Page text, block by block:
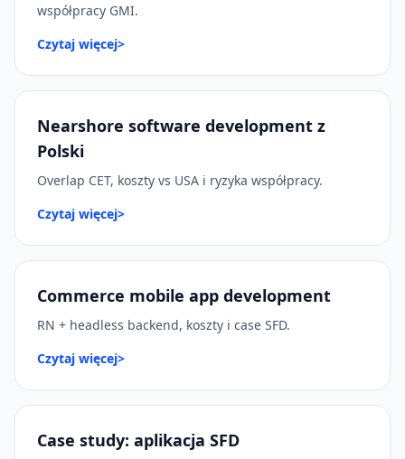
współpracy GMI.
Czytaj więcej>
Nearshore software development z
Polski
Overlap CET, koszty vs USA i ryzyka współpracy.
Czytaj więcej>
Commerce mobile app development
RN + headless backend, koszty i case SFD.
Czytaj więcej>
Case study: aplikacja SFD